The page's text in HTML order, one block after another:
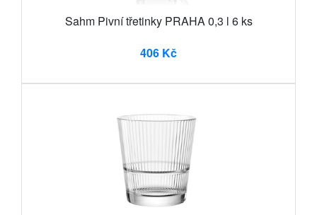
Sahm Pivní třetinky PRAHA 0,3 l 6 ks
406 Kč